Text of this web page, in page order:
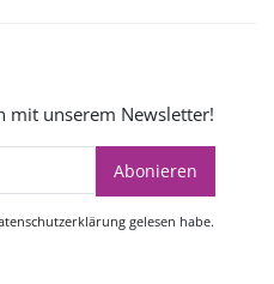
mit unserem Newsletter!
Abonieren
gelesen habe.